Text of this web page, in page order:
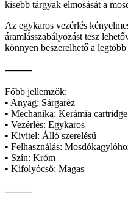
kisebb tárgyak elmosását a
Az egykaros vezérlés
áramlásszabályozást tesz
könnyen beszerelhető a legtöbb
⸻
Főbb jellemzők:
• Anyag: Sárgaréz
• Mechanika: Kerámia cartridge
• Vezérlés: Egykaros
• Kivitel: Álló szerelésű
• Felhasználás:
• Szín: Króm
• Kifolyócső: Magas
⸻